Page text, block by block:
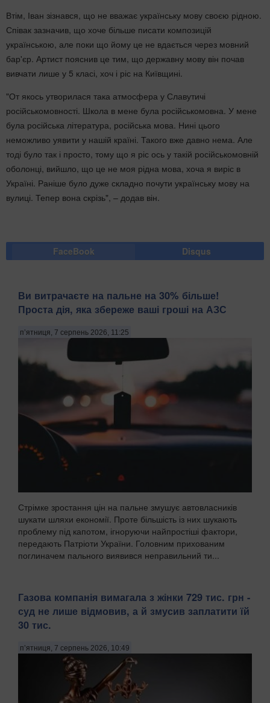
Втім, Іван зізнався, що не вважає українську мову своєю рідною.
Співак зазначив, що хоче більше писати композицій
українською, але поки що йому це не вдається через мовний
бар'єр. Артист пояснив це тим, що державну мову він почав
вивчати лише у 5 класі, хоч і ріс на Київщині.
"От якось утворилася така атмосфера у Славутичі
російськомовності. Школа в мене була російськомовна. У мене
була російська література, російська мова. Нині цього
неможливо уявити у нашій країні. Такого вже давно нема. Але
тоді було так і просто, тому що я ріс ось у такій російськомовній
оболонці, вийшло, що це не моя рідна мова, хоча я виріс в
Україні. Раніше було дуже складно почути українську мову на
вулиці. Тепер вона скрізь", – додав він.
FaceBook Disqus
Ви витрачаєте на пальне на 30% більше!
Проста дія, яка збереже ваші гроші на АЗС
п’ятниця, 7 серпень 2026, 11:25
Стрімке зростання цін на пальне змушує автовласників
шукати шляхи економії. Проте більшість із них шукають
проблему під капотом, ігноруючи найпростіші фактори,
передають Патріоти України. Головним прихованим
поглиначем пального виявився неправильний ти...
Газова компанія вимагала з жінки 729 тис. грн -
суд не лише відмовив, а й змусив заплатити їй
30 тис.
п’ятниця, 7 серпень 2026, 10:49